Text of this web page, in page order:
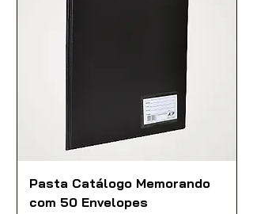
Pasta Catálogo Memorando
com 50 Envelopes